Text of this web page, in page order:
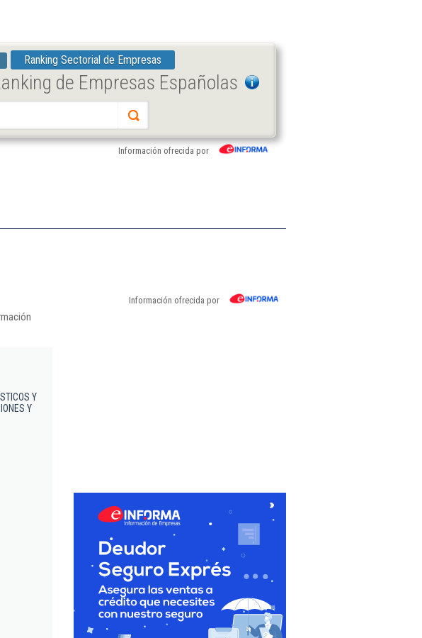
Ranking Sectorial de Empresas
de Empresas Españolas
Información ofrecida por
Información ofrecida por
Y
Y